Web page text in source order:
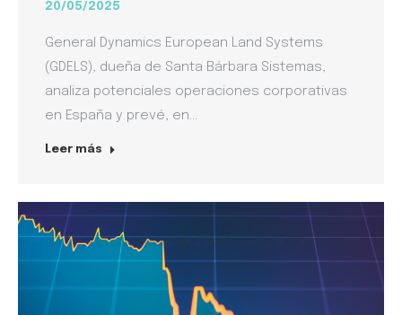
20/05/2025
General Dynamics European Land Systems
(GDELS), dueña de Santa Bárbara Sistemas,
analiza potenciales operaciones corporativas
en España y prevé, en…
Leer más